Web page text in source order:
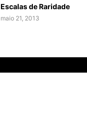
Escalas de Raridade
maio 21, 2013